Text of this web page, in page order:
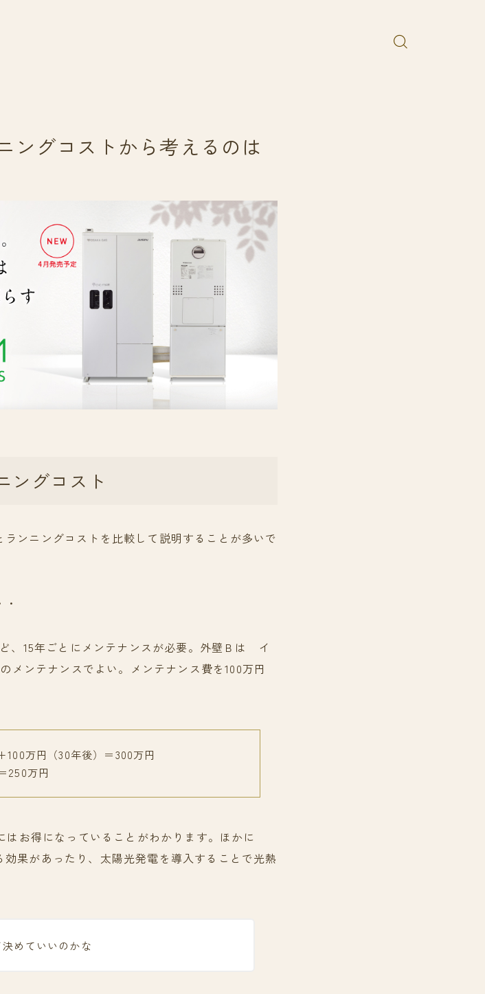
ングコストから考えるのは
ングコスト
ンニングコストを比較して説明することが多いで
、15年ごとにメンテナンスが必要。外壁Ｂは イ
メンテナンスでよい。メンテナンス費を100万円
万円（30年後）＝300万円
250万円
お得になっていることがわかります。ほかに
果があったり、太陽光発電を導入することで光熱
めていいのかな